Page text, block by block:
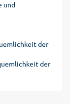
und
der
der